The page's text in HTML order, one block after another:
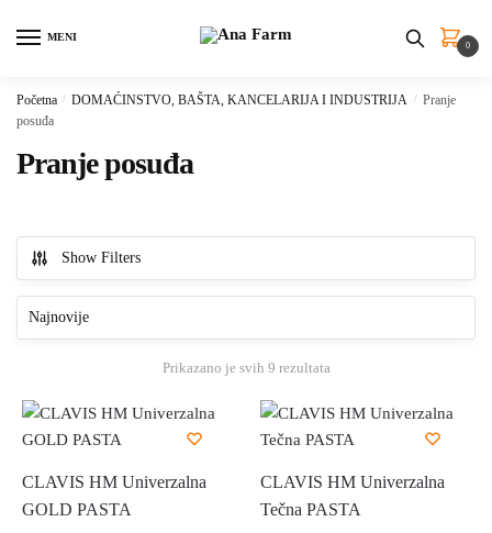
MENI
0
Početna / DOMAĆINSTVO, BAŠTA, KANCELARIJA I INDUSTRIJA / Pranje
posuđa
Pranje posuđa
Show Filters
Prikazano je svih 9 rezultataSortirano
najnovijem
CLAVIS HM Univerzalna
GOLD PASTA
CLAVIS HM Univerzalna
Tečna PASTA